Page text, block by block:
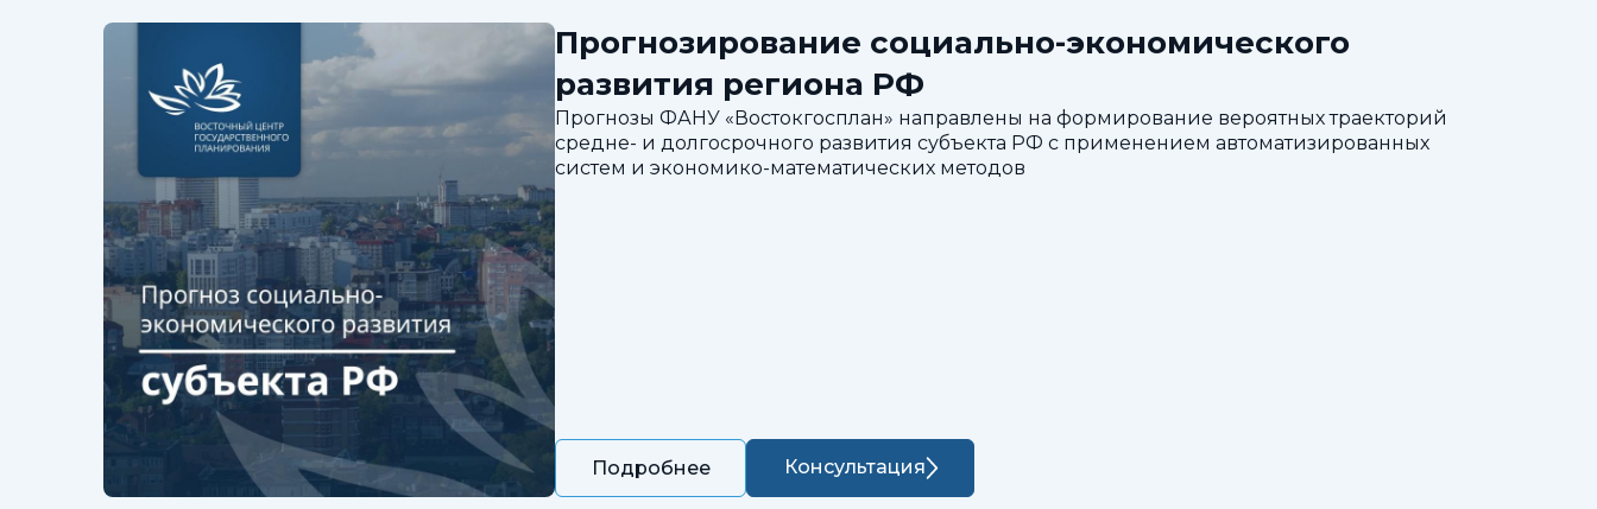
Прогнозирование социально-экономического
развития региона РФ
Прогнозы ФАНУ «Востокгосплан» направлены на формирование вероятных траекторий
средне- и долгосрочного развития субъекта РФ с применением автоматизированных
систем и экономико-математических методов
Подробнее Консультация